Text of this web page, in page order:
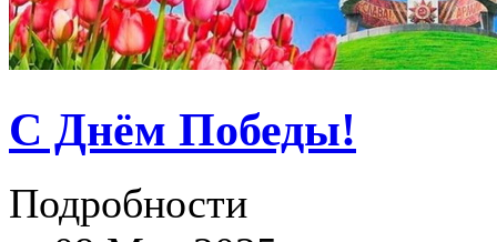
С Днём Победы!
Подробности